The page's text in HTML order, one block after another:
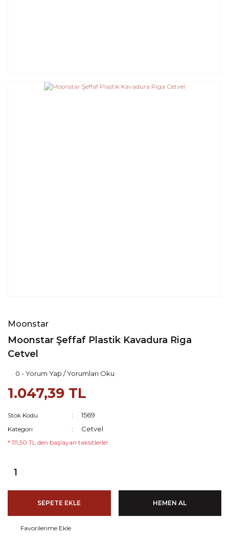
Moonstar
Moonstar Şeffaf Plastik Kavadura Riga
Cetvel
0 - Yorum Yap / Yorumları Oku
1.047,39 TL
Stok Kodu 1569
Kategori Cetvel
* 111,50 TL den başlayan taksitlerle!
SEPETE EKLE HEMEN AL